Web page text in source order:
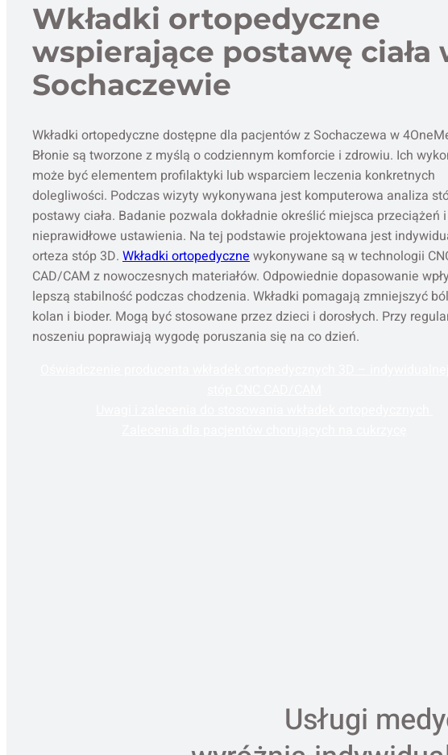
Wkładki ortopedyczne
wspierające postawę ciała
Sochaczewie
Wkładki ortopedyczne dostępne dla pacjentów z Sochaczewa w
Błonie są tworzone z myślą o codziennym komforcie i zdrowiu. Ich
może być elementem profilaktyki lub wsparciem leczenia konkretnych
dolegliwości. Podczas wizyty wykonywana jest komputerowa analiza
postawy ciała. Badanie pozwala dokładnie określić miejsca przeciążeń i
nieprawidłowe ustawienia. Na tej podstawie projektowana jest
orteza stóp 3D. Wkładki ortopedycznewykonywane są w technologii
CAD/CAM z nowoczesnych materiałów. Odpowiednie dopasowanie
lepszą stabilność podczas chodzenia. Wkładki pomagają zmniejszyć
kolan i bioder. Mogą być stosowane przez dzieci i dorosłych. Przy
noszeniu poprawiają wygodę poruszania się na co dzień.
Usługi